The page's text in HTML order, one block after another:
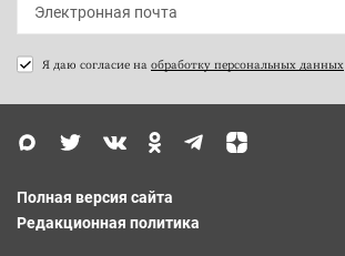
Я даю согласие на обработку персональных данных
Полная версия сайта
Редакционная политика